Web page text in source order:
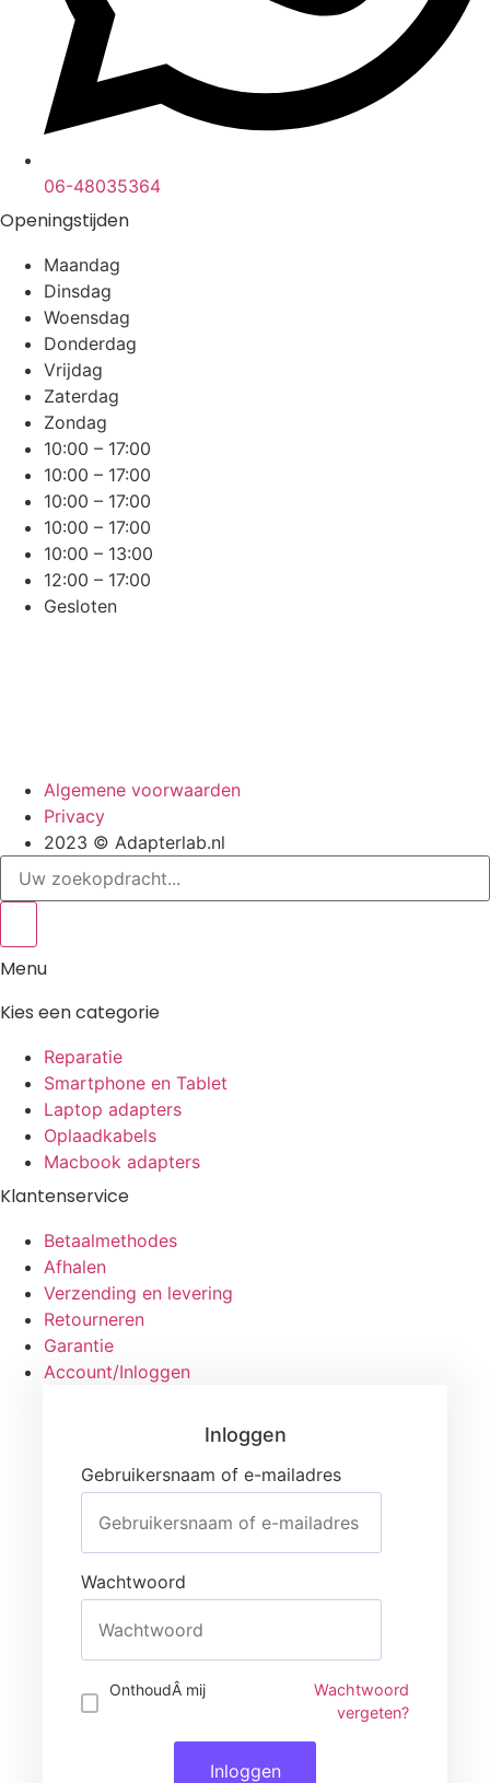
06-48035364
Openingstijden
Maandag
Dinsdag
Woensdag
Donderdag
Vrijdag
Zaterdag
Zondag
10:00 – 17:00
10:00 – 17:00
10:00 – 17:00
10:00 – 17:00
10:00 – 13:00
12:00 – 17:00
Gesloten
Algemene voorwaarden
Privacy
2023 © Adapterlab.nl
Search
Menu
Kies een categorie
Reparatie
Smartphone en Tablet
Laptop adapters
Oplaadkabels
Macbook adapters
Klantenservice
Betaalmethodes
Afhalen
Verzending en levering
Retourneren
Garantie
Account/Inloggen
Gebruikersnaam of e-mailadres
Wachtwoord
Inloggen